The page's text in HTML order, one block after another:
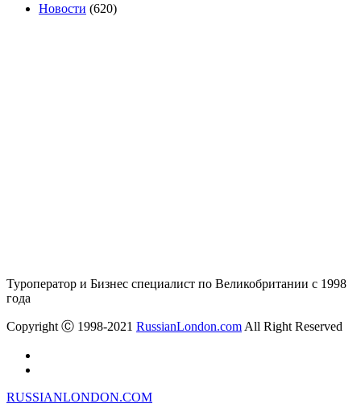
Новости (620)
Туроператор и Бизнес специалист по Великобритании с 1998
года
Copyright Ⓒ 1998-2021 RussianLondon.com All Right Reserved
RUSSIANLONDON.COM